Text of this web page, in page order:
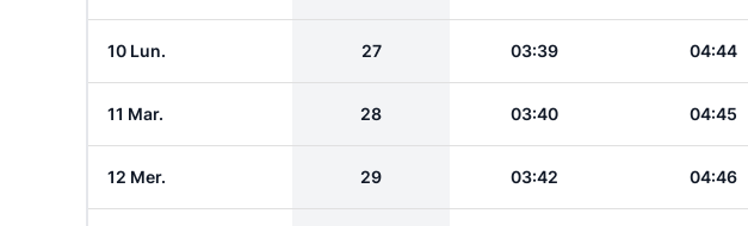
10 Lun. 27 03:39 04:44
11 Mar. 28 03:40 04:45
12 Mer. 29 03:42 04:46